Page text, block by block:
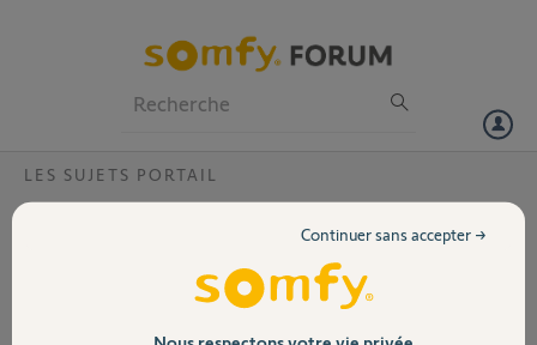
Volet
LES SUJETS PORTAIL
Clavier RTS et Slidymoove 600 position
Je viens d'installer un moteur de portail coulissant Slidymoove 600.
Continuer sans accepter →